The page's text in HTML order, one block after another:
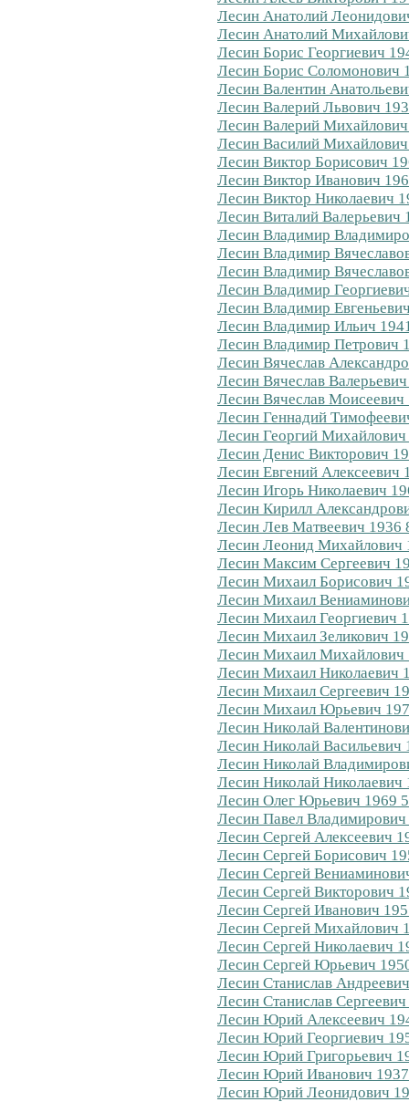
Лесин Анатолий
Лесин Анатолий
Лесин Борис Георгиевич
Лесин Борис Соломонович
Лесин Валентин
Лесин Валерий Львович
Лесин Валерий
Лесин Василий
Лесин Виктор Борисович
Лесин Виктор Иванович
Лесин Виктор Николаевич
Лесин Виталий Валерьевич
Лесин Владимир
Лесин Владимир
Лесин Владимир
Лесин Владимир
Лесин Владимир
Лесин Владимир Ильич
Лесин Владимир Петрович
Лесин Вячеслав
Лесин Вячеслав
Лесин Вячеслав Моисеевич
Лесин Геннадий
Лесин Георгий Михайлович
Лесин Денис Викторович
Лесин Евгений Алексеевич
Лесин Игорь Николаевич
Лесин Кирилл
Лесин Лев Матвеевич 1936
Лесин Леонид Михайлович
Лесин Максим Сергеевич
Лесин Михаил Борисович
Лесин Михаил
Лесин Михаил Георгиевич
Лесин Михаил Зеликович
Лесин Михаил Михайлович
Лесин Михаил Николаевич
Лесин Михаил Сергеевич
Лесин Михаил Юрьевич
Лесин Николай
Лесин Николай Васильевич
Лесин Николай
Лесин Николай Николаевич
Лесин Олег Юрьевич 1969
Лесин Павел Владимирович
Лесин Сергей Алексеевич
Лесин Сергей Борисович
Лесин Сергей
Лесин Сергей Викторович
Лесин Сергей Иванович
Лесин Сергей Михайлович
Лесин Сергей Николаевич
Лесин Сергей Юрьевич
Лесин Станислав
Лесин Станислав
Лесин Юрий Алексеевич
Лесин Юрий Георгиевич
Лесин Юрий Григорьевич
Лесин Юрий Иванович 1937
Лесин Юрий Леонидович